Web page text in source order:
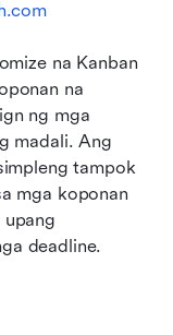
na Kanban
na
ng mga
madali. Ang
tampok
mga koponan
deadline.